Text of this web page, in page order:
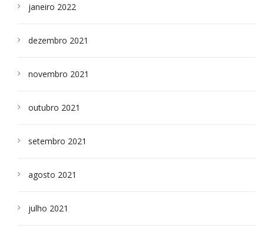
janeiro 2022
dezembro 2021
novembro 2021
outubro 2021
setembro 2021
agosto 2021
julho 2021